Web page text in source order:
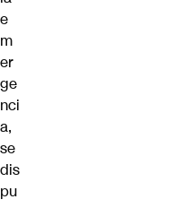
e
m
er
ge
nci
a,
se
dis
pu